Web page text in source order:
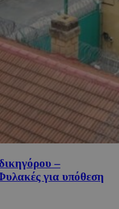
–
για υπόθεση